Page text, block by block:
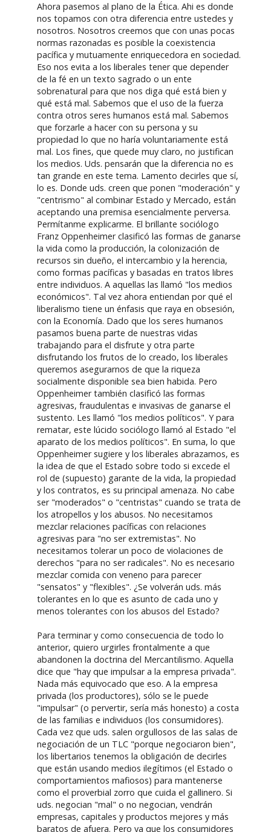
Ahora pasemos al plano de la Ética. Ahi es donde
nos topamos con otra diferencia entre ustedes y
nosotros. Nosotros creemos que con unas pocas
normas razonadas es posible la coexistencia
pacífica y mutuamente enriquecedora en sociedad.
Eso nos evita a los liberales tener que depender
de la fé en un texto sagrado o un ente
sobrenatural para que nos diga qué está bien y
qué está mal. Sabemos que el uso de la fuerza
contra otros seres humanos está mal. Sabemos
que forzarle a hacer con su persona y su
propiedad lo que no haría voluntariamente está
mal. Los fines, que quede muy claro, no justifican
los medios. Uds. pensarán que la diferencia no es
tan grande en este tema. Lamento decirles que sí,
lo es. Donde uds. creen que ponen "moderación" y
"centrismo" al combinar Estado y Mercado, están
aceptando una premisa esencialmente perversa.
Permítanme explicarme. El brillante sociólogo
Franz Oppenheimer clasificó las formas de ganarse
la vida como la producción, la colonización de
recursos sin dueño, el intercambio y la herencia,
como formas pacíficas y basadas en tratos libres
entre individuos. A aquellas las llamó "los medios
económicos". Tal vez ahora entiendan por qué el
liberalismo tiene un énfasis que raya en obsesión,
con la Economía. Dado que los seres humanos
pasamos buena parte de nuestras vidas
trabajando para el disfrute y otra parte
disfrutando los frutos de lo creado, los liberales
queremos asegurarnos de que la riqueza
socialmente disponible sea bien habida. Pero
Oppenheimer también clasificó las formas
agresivas, fraudulentas e invasivas de ganarse el
sustento. Les llamó "los medios políticos". Y para
rematar, este lúcido sociólogo llamó al Estado "el
aparato de los medios políticos". En suma, lo que
Oppenheimer sugiere y los liberales abrazamos, es
la idea de que el Estado sobre todo si excede el
rol de (supuesto) garante de la vida, la propiedad
y los contratos, es su principal amenaza. No cabe
ser "moderados" o "centristas" cuando se trata de
los atropellos y los abusos. No necesitamos
mezclar relaciones pacíficas con relaciones
agresivas para "no ser extremistas". No
necesitamos tolerar un poco de violaciones de
derechos "para no ser radicales". No es necesario
mezclar comida con veneno para parecer
"sensatos" y "flexibles". ¿Se volverán uds. más
tolerantes en lo que es asunto de cada uno y
menos tolerantes con los abusos del Estado?
Para terminar y como consecuencia de todo lo
anterior, quiero urgirles frontalmente a que
abandonen la doctrina del Mercantilismo. Aquella
dice que "hay que impulsar a la empresa privada".
Nada más equivocado que eso. A la empresa
privada (los productores), sólo se le puede
"impulsar" (o pervertir, sería más honesto) a costa
de las familias e individuos (los consumidores).
Cada vez que uds. salen orgullosos de las salas de
negociación de un TLC "porque negociaron bien",
los libertarios tenemos la obligación de decirles
que están usando medios ilegítimos (el Estado o
comportamientos mafiosos) para mantenerse
como el proverbial zorro que cuida el gallinero. Si
uds. negocian "mal" o no negocian, vendrán
empresas, capitales y productos mejores y más
baratos de afuera. Pero ya que los consumidores